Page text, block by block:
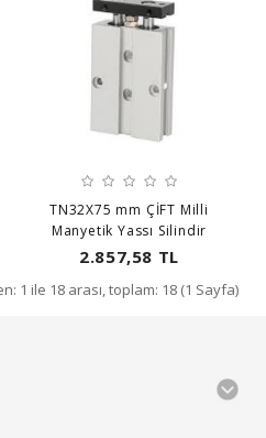
TN32X75 mm ÇİFT Milli
Manyetik Yassı Silindir
2.857,58 TL
1 ile 18 arası, toplam: 18 (1 Sayfa)